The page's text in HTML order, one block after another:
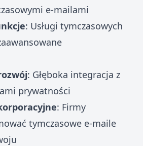
e-mailami
: Usługi tymczasowych
: Głęboka integracja z
prywatności
: Firmy
tymczasowe e-maile